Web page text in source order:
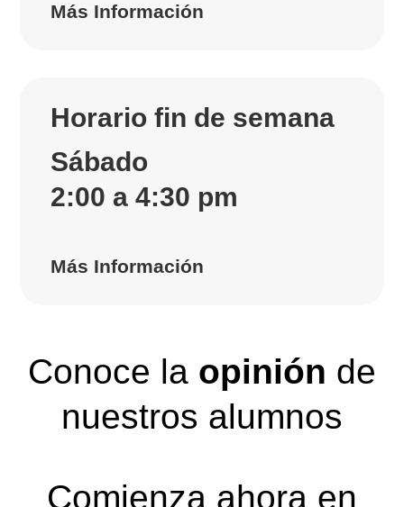
Más Información
Horario fin de semana
Sábado
2:00 a 4:30 pm
Más Información
Conoce la opinión de
nuestros alumnos
Comienza ahora en